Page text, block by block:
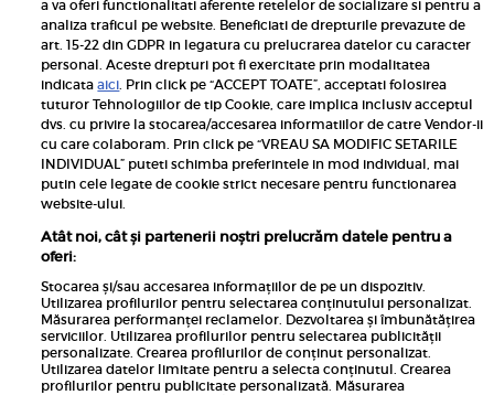
Pariază responsabil! Decizia ONJN nr. 821/25.09.2025.
Jocurile de noroc sunt interzise minorilor.
Links
Calculator sarcina
Rețete
Libertatea
Viva
Libertatea pentru femei
a va oferi functionalitati aferente retelelor de socializare si pentru a
analiza traficul pe website. Beneficiati de drepturile prevazute de
art. 15-22 din GDPR in legatura cu prelucrarea datelor cu caracter
personal. Aceste drepturi pot fi exercitate prin modalitatea
indicataaici. Prin click pe “ACCEPT TOATE”, acceptati folosirea
tuturor Tehnologiilor de tip Cookie, care implica inclusiv acceptul
dvs. cu privire la stocarea/accesarea informatiilor de catre Vendor-ii
cu care colaboram. Prin click pe “VREAU SA MODIFIC SETARILE
INDIVIDUAL” puteti schimba preferintele in mod individual, mai
putin cele legate de cookie strict necesare pentru functionarea
website-ului.
Atât noi, cât și partenerii noștri prelucrăm datele pentru a
oferi:
Stocarea și/sau accesarea informațiilor de pe un dispozitiv.
Utilizarea profilurilor pentru selectarea conținutului personalizat.
Măsurarea performanței reclamelor. Dezvoltarea și îmbunătățirea
serviciilor. Utilizarea profilurilor pentru selectarea publicității
personalizate. Crearea profilurilor de conținut personalizat.
Utilizarea datelor limitate pentru a selecta conținutul. Crearea
profilurilor pentru publicitate personalizată. Măsurarea